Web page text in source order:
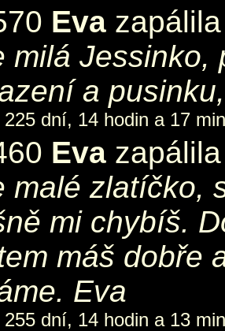
Eva
milá Jessinko,
a
dní, 14 hodin a 17
Eva
malé zlatíčko,
mi chybíš.
máš dobře
Eva
dní, 14 hodin a 13